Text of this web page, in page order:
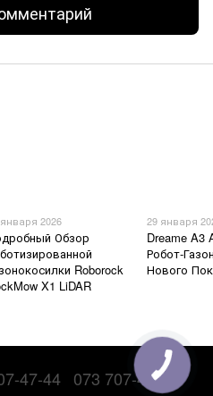
2026
Обзор
Roborock
X1 LiDAR
29 января
Dreame A3
Робот-
Нового
47-44 073 707-47-44